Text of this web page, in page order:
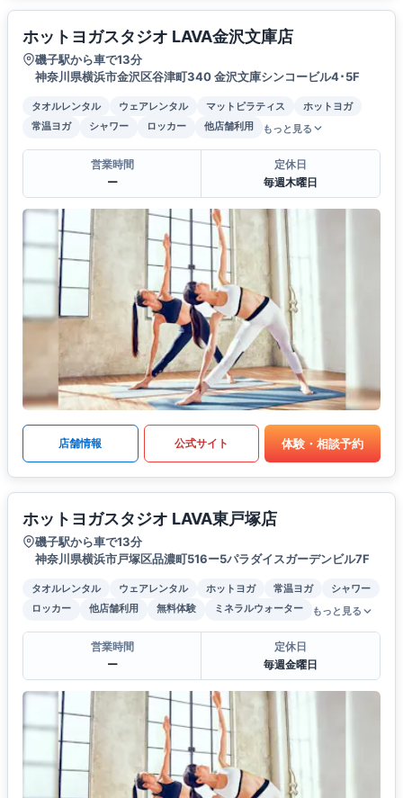
ホットヨガスタジオ LAVA金沢文庫店
磯子駅から車で13分
神奈川県横浜市金沢区谷津町340 金沢文庫シンコービル4･5F
タオルレンタル ウェアレンタル マットピラティス
ホットヨガ
常温ヨガ
シャワー ロッカー 他店舗利用 もっと見る
営業時間
ー
定休日
毎週木曜日
店舗情報 公式サイト 体験・相談予約
ホットヨガスタジオ LAVA東戸塚店
磯子駅から車で13分
神奈川県横浜市戸塚区品濃町516ー5パラダイスガーデンビル7F
タオルレンタル ウェアレンタル ホットヨガ 常温ヨガ
シャワー
ロッカー
他店舗利用 無料体験 ミネラルウォーター もっと見る
営業時間
ー
定休日
毎週金曜日